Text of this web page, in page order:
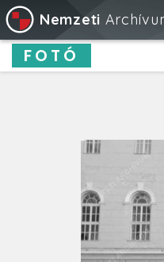
Nemzeti
FOTÓ